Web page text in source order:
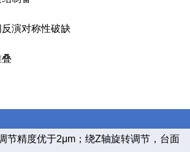
演对称性破缺
节精度优于2μm；绕Z轴旋转调节，台面